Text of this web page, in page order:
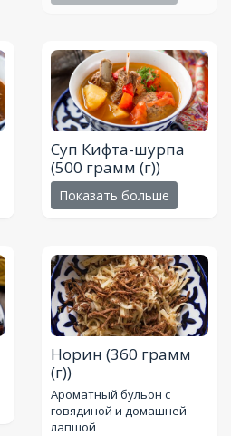
Суп Кифта-шурпа
(500 грамм (г))
Показать больше
Норин (360 грамм
(г))
Ароматный бульон с
говядиной и домашней
лапшой